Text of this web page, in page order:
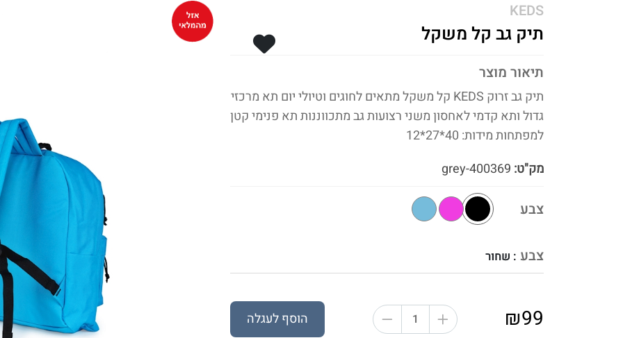
KEDS
תיק גב קל משקל
תיאור מוצר
תיק גב זרוק KEDS קל משקל מתאים לחוגים וטיולי יום תא מרכזי
גדול ותא קדמי לאחסון משני רצועות גב מתכווננות תא פנימי קטן
למפתחות מידות: 40*27*12
מק"ט:
צבע
צבע : שחור
₪99 הוסף לעגלה